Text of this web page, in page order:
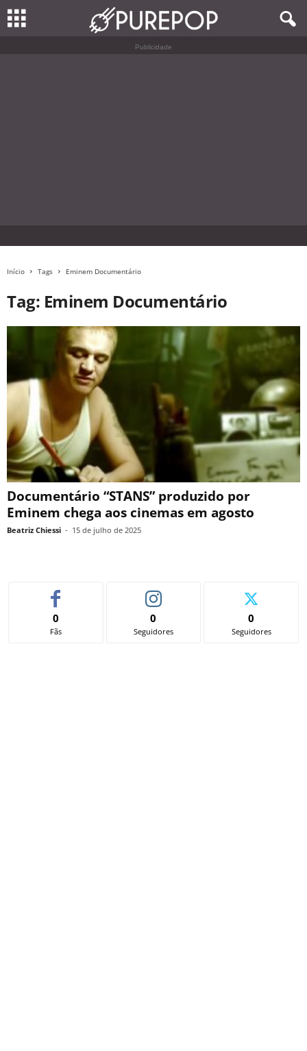
Publicidade
Início Tags Eminem Documentário
Tag: Eminem Documentário
Documentário “STANS” produzido por
Eminem chega aos cinemas em agosto
Beatriz Chiessi - 15 de julho de 2025
0
Fãs
0
Seguidores
0
Seguidores